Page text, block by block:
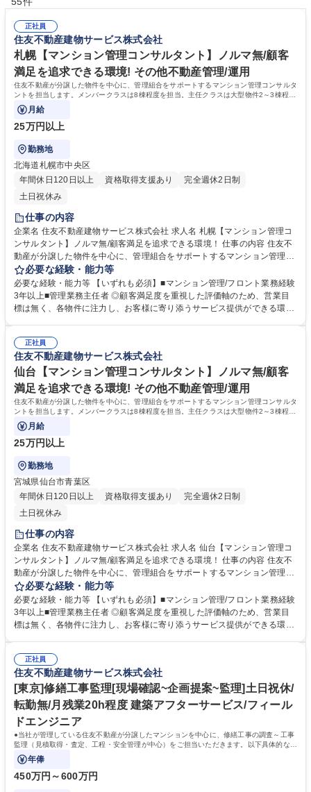
正社員
住友不動産建物サービス株式会社
札幌【マンション管理コンサルタント】ノルマ無/顧客
満足を追求できる環境! その他不動産管理/運用
住友不動産が分譲した物件を中心に、管理組合をサポートするマンション管理コンサルタ
ントを担当します。メンバークラスは8棟程度を担当。主任クラスは大型物件2～3棟程度
を担当※業界最少水準の管理棟数です。
月給
25万円以上
勤務地
北海道札幌市中央区
年間休日120日以上
資格取得支援あり
完全週休2日制
土日祝休み
仕事の内容
企業名 住友不動産建物サービス株式会社 求人名 札幌【マンション管理コ
ンサルタント】ノルマ無/顧客満足を追求できる環境！ 仕事の内容 住友不
動産が分譲した物件を中心に、管理組合をサポートするマンション管理コ
ンサルタントを担当します。メンバークラスは8棟程度を担当。主任クラ
スは大型物件2～3棟程度を担当※業界最少水準の管理棟数です。 【業務
詳細】■管理組合の定期的な集会（総会・理事会）進行サポート、資料作
成、資金管理等■共有施設の管理方法、駐車場運営、防犯対策、漏水対応
り、顧客満足度を高めることです。 募集職種 札幌【マンション管理コン
サルタント】ノルマ無/顧客満足を追求できる環境！
必要な経験・能力等
必要な経験・能力等 【いずれも必須】■マンション管理/フロント業務経験
3年以上■管理業務主任者 ◎顧客満足度を重視した評価軸のため、営業目
標は無く、各物件に注力し、お客様に寄り添うサービス提供ができる環境
間や休日の対応しており、平均残業時間は約30時間です。■時差出勤制
度・半休制度あり。【キャリアイメージ】フロント(メンバークラス)→主
任フロント(係長クラス)→所長代理(課長クラス)→事業所長(部長クラス)
学歴・資格 学歴：大学院 大学 高専 短大 専修学校 高校 語学力： 資格：管
理業務主任者 マンション管理士 第一種運転免許普通自動車
正社員
住友不動産建物サービス株式会社
仙台【マンション管理コンサルタント】ノルマ無/顧客
満足を追求できる環境! その他不動産管理/運用
住友不動産が分譲した物件を中心に、管理組合をサポートするマンション管理コンサルタ
ントを担当します。メンバークラスは8棟程度を担当。主任クラスは大型物件2～3棟程度
を担当※業界最少水準の管理棟数です。
月給
25万円以上
勤務地
宮城県仙台市青葉区
年間休日120日以上
資格取得支援あり
完全週休2日制
土日祝休み
仕事の内容
企業名 住友不動産建物サービス株式会社 求人名 仙台【マンション管理コ
ンサルタント】ノルマ無/顧客満足を追求できる環境！ 仕事の内容 住友不
動産が分譲した物件を中心に、管理組合をサポートするマンション管理コ
ンサルタントを担当します。メンバークラスは8棟程度を担当。主任クラ
スは大型物件2～3棟程度を担当※業界最少水準の管理棟数です。 【業務
詳細】■管理組合の定期的な集会（総会・理事会）進行サポート、資料作
成、資金管理等■共有施設の管理方法、駐車場運営、防犯対策、漏水対応
り、顧客満足度を高めることです。 募集職種 仙台【マンション管理コン
サルタント】ノルマ無/顧客満足を追求できる環境！
必要な経験・能力等
必要な経験・能力等 【いずれも必須】■マンション管理/フロント業務経験
3年以上■管理業務主任者 ◎顧客満足度を重視した評価軸のため、営業目
標は無く、各物件に注力し、お客様に寄り添うサービス提供ができる環境
間や休日の対応しており、平均残業時間は約30時間です。■時差出勤制
度・半休制度あり。【キャリアイメージ】フロント(メンバークラス)→主
任フロント(係長クラス)→所長代理(課長クラス)→事業所長(部長クラス)
学歴・資格 学歴：大学院 大学 高専 短大 専修学校 高校 語学力： 資格：管
理業務主任者 マンション管理士 第一種運転免許普通自動車
正社員
住友不動産建物サービス株式会社
[東京]修繕工事監理[現場確認~企画提案~監理]土日祝休/
転勤無/月残業20h程度 建築アフターサービス/フィール
ドエンジニア
●当社が管理している住友不動産が分譲したマンションを中心に、修繕工事の調査～工事
監理（見積取得・査定、工程・安全管理が中心）をご担当いただきます。以下具体的な業
務内容になります。
年俸
450万円～600万円